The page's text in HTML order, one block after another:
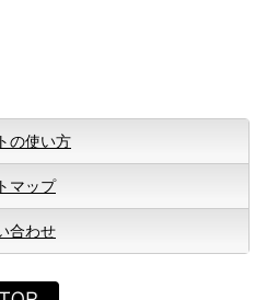
の使い方
マップ
合わせ